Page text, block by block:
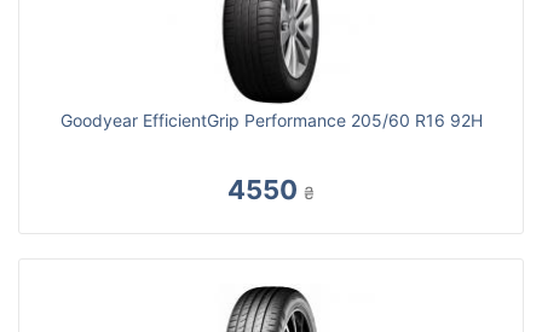
Goodyear EfficientGrip Performance 205/60 R16 92H
4550 ₴